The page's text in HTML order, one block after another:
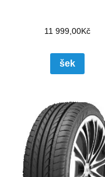
11 999,00Kč
šek